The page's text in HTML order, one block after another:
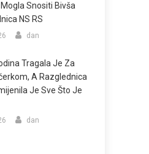
Snositi Bivša
NS RS
dan
Tragala Je Za
A Razglednica
Je Sve Što Je
dan